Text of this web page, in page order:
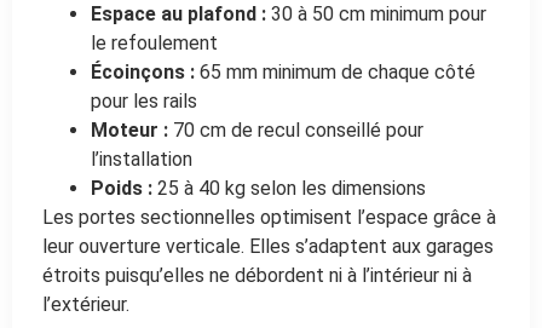
Espace au plafond : 30 à 50 cm minimum pour
le refoulement
Écoinçons : 65 mm minimum de chaque côté
pour les rails
Moteur : 70 cm de recul conseillé pour
l’installation
Poids : 25 à 40 kg selon les dimensions
Les portes sectionnelles optimisent l’espace grâce à
leur ouverture verticale. Elles s’adaptent aux garages
étroits puisqu’elles ne débordent ni à l’intérieur ni à
l’extérieur.